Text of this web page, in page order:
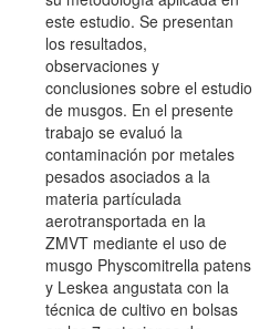
este estudio. Se presentan
los resultados,
observaciones y
conclusiones sobre el estudio
de musgos. En el presente
trabajo se evaluó la
contaminación por metales
pesados asociados a la
materia partículada
aerotransportada en la
ZMVT mediante el uso de
musgo Physcomitrella patens
y Leskea angustata con la
técnica de cultivo en bolsas